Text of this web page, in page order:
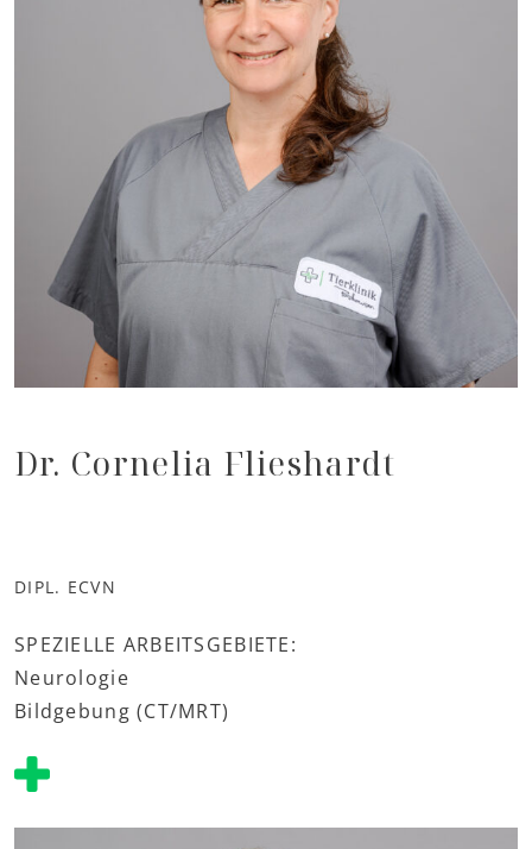
Dr. Cornelia Flieshardt
DIPL. ECVN
SPEZIELLE ARBEITSGEBIETE:
Neurologie
Bildgebung (CT/MRT)